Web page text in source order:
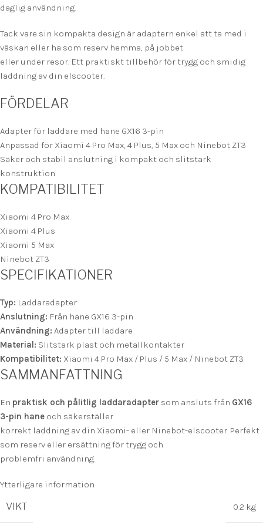
daglig användning.
Tack vare sin kompakta design är adaptern enkel att ta med i
väskan eller ha som reserv hemma, på jobbet
eller under resor. Ett praktiskt tillbehör för trygg och smidig
laddning av din elscooter.
FÖRDELAR
Adapter för laddare med hane GX16 3-pin
Anpassad för Xiaomi 4 Pro Max, 4 Plus, 5 Max och Ninebot ZT3
Säker och stabil anslutning i kompakt och slitstark
konstruktion
KOMPATIBILITET
Xiaomi 4 Pro Max
Xiaomi 4 Plus
Xiaomi 5 Max
Ninebot ZT3
SPECIFIKATIONER
Typ: Laddaradapter
Anslutning: Från hane GX16 3-pin
Användning: Adapter till laddare
Material: Slitstark plast och metallkontakter
Kompatibilitet: Xiaomi 4 Pro Max / Plus / 5 Max / Ninebot ZT3
SAMMANFATTNING
En praktisk och pålitlig laddaradapter som ansluts från GX16
3-pin hane och säkerställer
korrekt laddning av din Xiaomi- eller Ninebot-elscooter. Perfekt
som reserv eller ersättning för trygg och
problemfri användning.
Ytterligare information
VIKT 0.2 kg